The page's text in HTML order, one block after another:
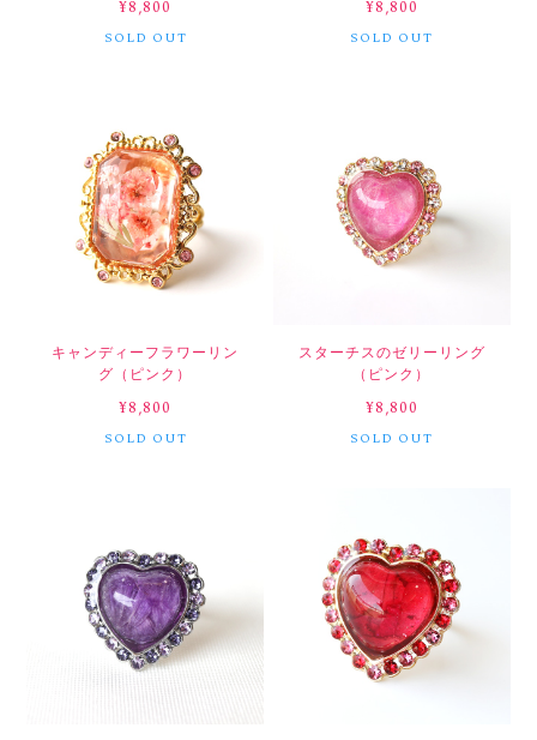
¥8,800
SOLD OUT
¥8,800
SOLD OUT
キャンディーフラワーリン
グ（ピンク）
¥8,800
SOLD OUT
スターチスのゼリーリング
（ピンク）
¥8,800
SOLD OUT